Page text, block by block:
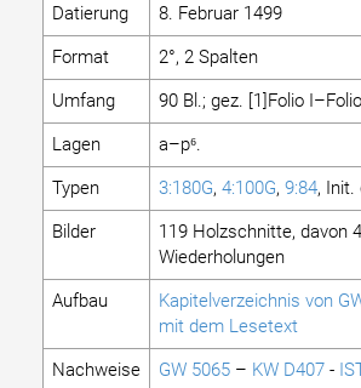
Datierung
8. Februar 1499
Format
2°, 2 Spalten
Umfang
90 Bl.; gez. [1]Folio
Lagen
a–p⁶.
Typen
3:180G, 4:100G, 9:84, Init.
Bilder
119 Holzschnitte, davon 4
Wiederholungen
Aufbau
Kapitelverzeichnis von
mit dem Lesetext
Nachweise
GW 5065 – KW D407 -